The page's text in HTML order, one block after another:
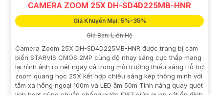
CAMERA ZOOM 25X DH-SD4D225MB-HNR
Giá Khuyến Mại: 5%-35%
Giá Bán: Liên Hệ
Camera Zoom 25X DH-SD4D225MB-HNR được trang bị cảm
biến STARVIS CMOS 2MP cùng độ nhạy sáng cực thấp mang
lại hình ảnh rõ nét ngay cả trong môi trường thiếu sáng Hỗ trợ
zoom quang học 25X kết hợp chiếu sáng kép thông minh với
tầm xa hồng ngoại 100m và LED ấm 50m Tính năng quay quét